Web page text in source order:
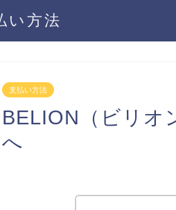
い方法
支払い方法
BELION（ビリオ
へ